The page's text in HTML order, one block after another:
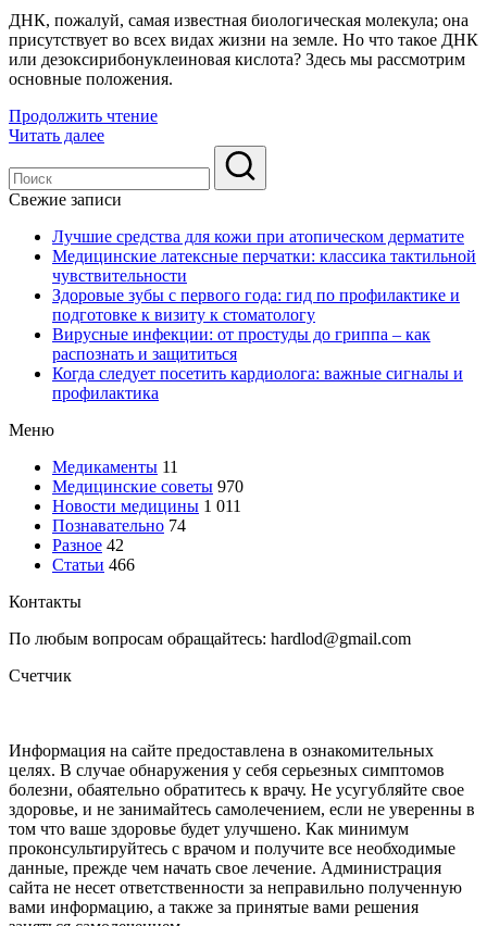
ДНК, пожалуй, самая известная биологическая молекула; она
присутствует во всех видах жизни на земле. Но что такое ДНК
или дезоксирибонуклеиновая кислота? Здесь мы рассмотрим
основные положения.
Продолжить чтение
Читать далее
Свежие записи
Лучшие средства для кожи при атопическом дерматите
Медицинские латексные перчатки: классика тактильной
чувствительности
Здоровые зубы с первого года: гид по профилактике и
подготовке к визиту к стоматологу
Вирусные инфекции: от простуды до гриппа – как
распознать и защититься
Когда следует посетить кардиолога: важные сигналы и
профилактика
Меню
Медикаменты 11
Медицинские советы 970
Новости медицины 1 011
Познавательно 74
Разное 42
Статьи 466
Контакты
По любым вопросам обращайтесь: hardlod@gmail.com
Счетчик
Информация на сайте предоставлена в ознакомительных
целях. В случае обнаружения у себя серьезных симптомов
болезни, обаятельно обратитесь к врачу. Не усугубляйте свое
здоровье, и не занимайтесь самолечением, если не уверенны в
том что ваше здоровье будет улучшено. Как минимум
проконсультируйтесь с врачом и получите все необходимые
данные, прежде чем начать свое лечение. Администрация
сайта не несет ответственности за неправильно полученную
вами информацию, а также за принятые вами решения